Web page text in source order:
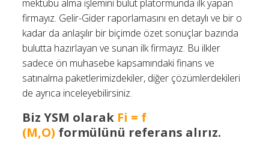
mektubu alma işlemini bulut platormunda ilk yapan
firmayız. Gelir-Gider raporlamasını en detaylı ve bir o
kadar da anlaşılır bir biçimde özet sonuçlar bazında
bulutta hazırlayan ve sunan ilk firmayız. Bu ilkler
sadece ön muhasebe kapsamındaki finans ve
satınalma paketlerimizdekiler, diğer çözümlerdekileri
de ayrıca inceleyebilirsiniz.
Biz YSM olarakFi = f
(M,O) formülünü referans alırız.